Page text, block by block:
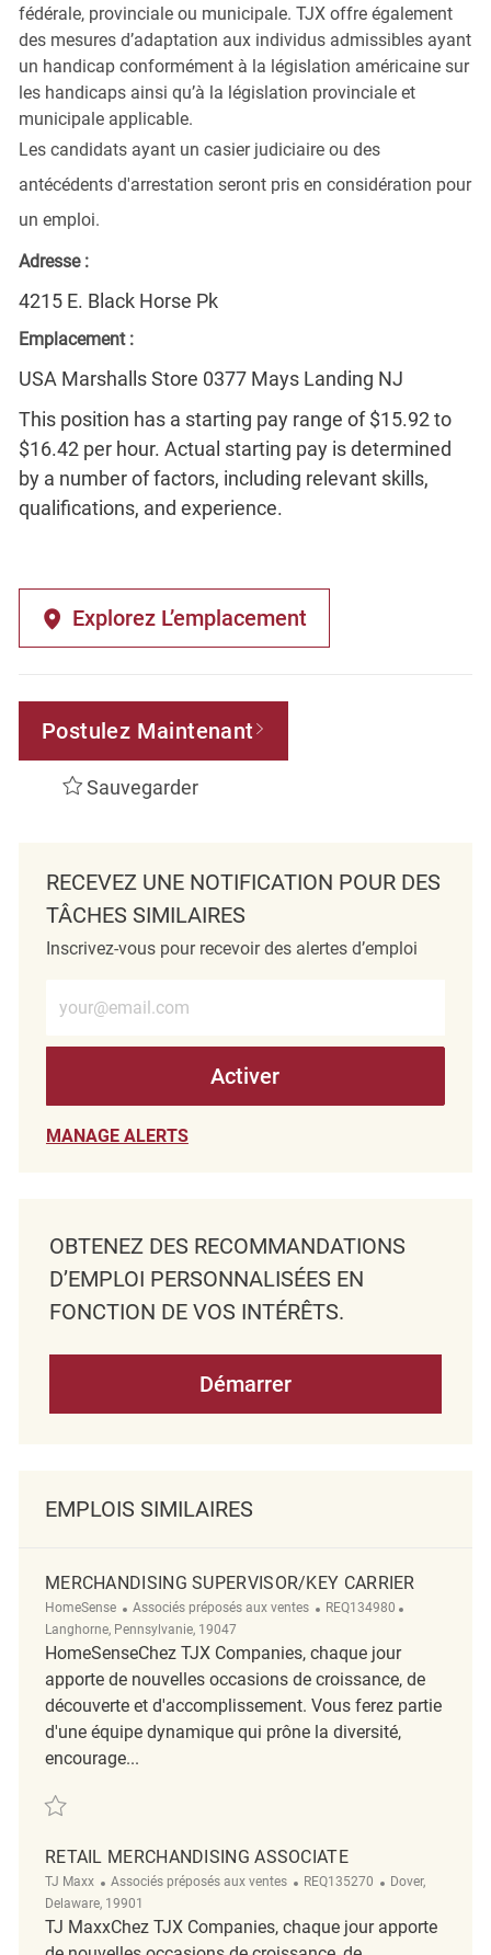
fédérale, provinciale ou municipale. TJX offre également
des mesures d’adaptation aux individus admissibles ayant
un handicap conformément à la législation américaine sur
les handicaps ainsi qu’à la législation provinciale et
municipale applicable.
Les candidats ayant un casier judiciaire ou des
antécédents d'arrestation seront pris en considération pour
un emploi.
Adresse :
4215 E. Black Horse Pk
Emplacement :
USA Marshalls Store 0377 Mays Landing NJ
This position has a starting pay range of $15.92 to
$16.42 per hour. Actual starting pay is determined
by a number of factors, including relevant skills,
qualifications, and experience.
Explorez L’emplacement
Postulez Maintenant
Sauvegarder
RECEVEZ UNE NOTIFICATION POUR DES
TÂCHES SIMILAIRES
Inscrivez-vous pour recevoir des alertes d’emploi
Activer
MANAGE ALERTS
OBTENEZ DES RECOMMANDATIONS
D’EMPLOI PERSONNALISÉES EN
FONCTION DE VOS INTÉRÊTS.
Démarrer
EMPLOIS SIMILAIRES
MERCHANDISING SUPERVISOR/KEY CARRIER
HomeSense Catégorie
Associés préposés aux ventes ReqId
REQ134980
Langhorne, Pennsylvanie, 19047
HomeSenseChez TJX Companies, chaque jour
apporte de nouvelles occasions de croissance, de
découverte et d'accomplissement. Vous ferez partie
d'une équipe dynamique qui prône la diversité,
encourage...
Sauvegarder Merchandising Supervisor/Key Carrier REQ134980
RETAIL MERCHANDISING ASSOCIATE
TJ Maxx Catégorie
Associés préposés aux ventes ReqId
REQ135270 Emplacement
Dover,
Delaware, 19901
TJ MaxxChez TJX Companies, chaque jour apporte